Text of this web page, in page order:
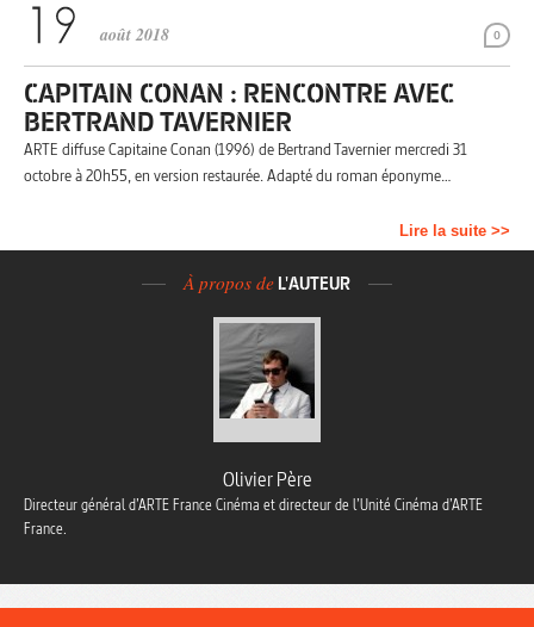
0
août 2018
CAPITAIN CONAN : RENCONTRE AVEC
BERTRAND TAVERNIER
ARTE diffuse Capitaine Conan (1996) de Bertrand Tavernier mercredi 31
octobre à 20h55, en version restaurée. Adapté du roman éponyme…
Lire la suite >>
À propos de L'AUTEUR
Olivier Père
Directeur général d’ARTE France Cinéma et directeur de l’Unité Cinéma d’ARTE
France.